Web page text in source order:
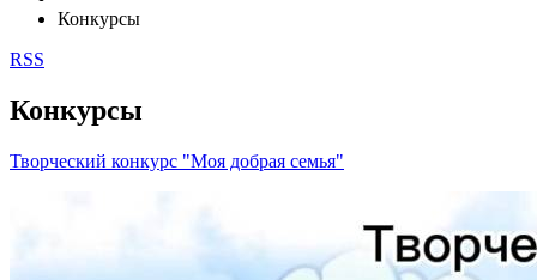
Конкурсы
RSS
Конкурсы
Творческий конкурс "Моя добрая семья"